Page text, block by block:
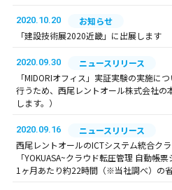
2020.10.20
お知らせ
「建設技術展2020近畿」に出展します
2020.09.30
ニュースリリース
「MIDORIオフィス」実証実験の実施に
行うため、西尾レントオール株式会社の
します。）
2020.09.16
ニュースリリース
西尾レントオールのICTシステム統合ク
「YOKUASA~クラウド転圧管理 自動帳
1ヶ月あたり約22時間（※当社調べ）の